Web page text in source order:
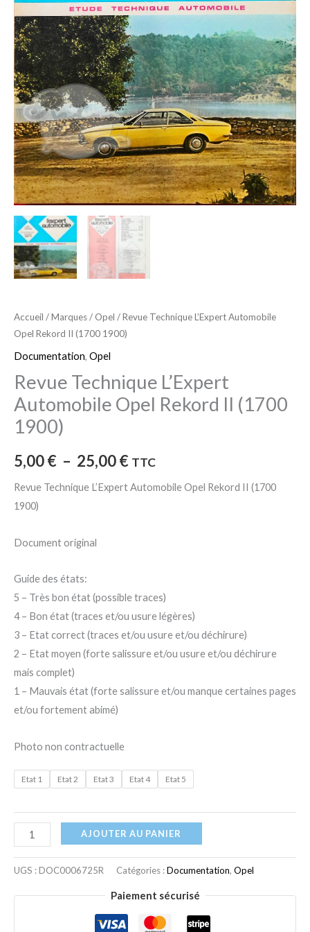
Accueil /Marques/ Opel / Revue Technique L’Expert Automobile
Opel Rekord II (1700 1900)
Documentation, Opel
Revue Technique L’Expert
Automobile Opel Rekord II (1700
1900)
5,00€ – 25,00€ TTC
Revue Technique L’Expert Automobile Opel Rekord II (1700
1900)
Document original
Guide des états:
5 – Très bon état (possible traces)
4 – Bon état (traces et/ou usure légères)
3 – Etat correct (traces et/ou usure et/ou déchirure)
2 – Etat moyen (forte salissure et/ou usure et/ou déchirure
mais complet)
1 – Mauvais état (forte salissure et/ou manque certaines pages
et/ou fortement abimé)
Photo non contractuelle
Etat 1 Etat 2 Etat 3 Etat 4 Etat 5
(1700
1900)
AJOUTER AU PANIER
UGS :DOC0006725R Catégories :Documentation, Opel
Paiement sécurisé